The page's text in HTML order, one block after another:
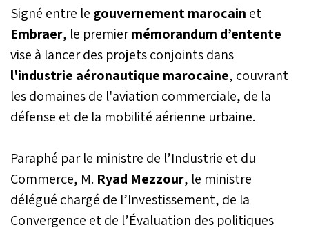
Signé entre le gouvernement marocain et
Embraer, le premiermémorandum d’entente
vise à lancer des projets conjoints dans
l'industrie aéronautique marocaine, couvrant
les domaines de l'aviation commerciale, de la
défense et de la mobilité aérienne urbaine.
Paraphé par le ministre de l’Industrie et du
Commerce, M. Ryad Mezzour, le ministre
délégué chargé de l’Investissement, de la
Convergence et de l’Évaluation des politiques